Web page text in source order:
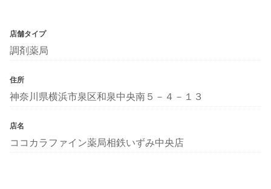
店舗タイプ
調剤薬局
住所
神奈川県横浜市泉区和泉中央南５－４－１３
店名
ココカラファイン薬局相鉄いずみ中央店